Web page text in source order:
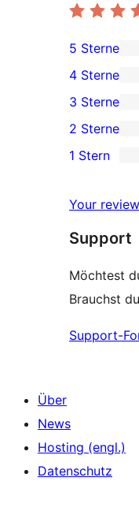
96 5-
Sterne-
Rezensionen
5 Sterne
0 4-
Sterne-
Rezensionen
4 Sterne
2 3-
Sterne-
Rezensionen
3 Sterne
0 2-
Sterne-
2 Sterne
1 1-
Rezension
1 Stern
Your review
Support
Möchtest
Brauchst
Support-
Über
News
Hosting (engl.)
Datenschutz